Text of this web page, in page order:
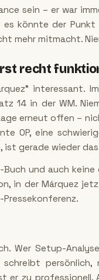
sein – er war
es könnte der
mehr mitmacht.
recht
interessant.
14 in der WM.
erneut offen –
OP, eine
ist gerade wieder
und auch
in der Márquez
Wer Setup-
er zu professionell.